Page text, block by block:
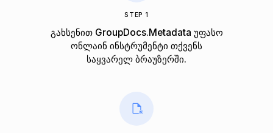
STEP 1
გახსენით GroupDocs.Metadata უფასო
ონლაინ ინსტრუმენტი თქვენს
საყვარელ ბრაუზერში.